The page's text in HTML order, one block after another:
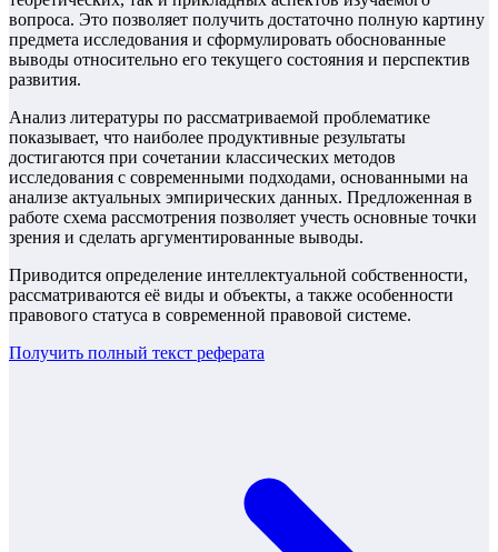
вопроса. Это позволяет получить достаточно полную картину
предмета исследования и сформулировать обоснованные
выводы относительно его текущего состояния и перспектив
развития.
Анализ литературы по рассматриваемой проблематике
показывает, что наиболее продуктивные результаты
достигаются при сочетании классических методов
исследования с современными подходами, основанными на
анализе актуальных эмпирических данных. Предложенная в
работе схема рассмотрения позволяет учесть основные точки
зрения и сделать аргументированные выводы.
Приводится определение интеллектуальной собственности,
рассматриваются её виды и объекты, а также особенности
правового статуса в современной правовой системе.
Получить полный текст реферата